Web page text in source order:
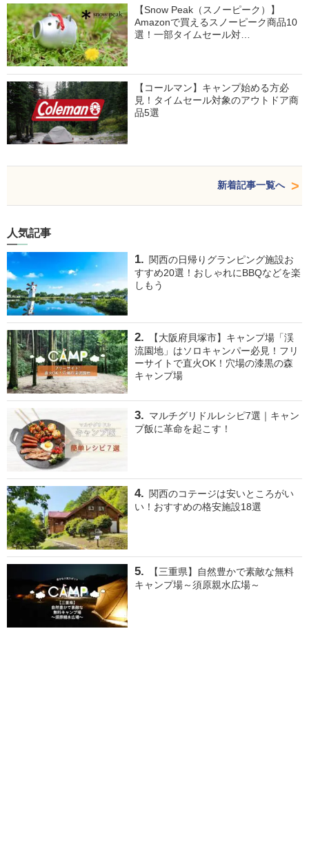
【Snow Peak（スノーピーク）】
Amazonで買えるスノーピーク商品10
選！一部タイムセール対…
【コールマン】キャンプ始める方必
見！タイムセール対象のアウトドア商
品5選
新着記事一覧へ
人気記事
関西の日帰りグランピング施設お
すすめ20選！おしゃれにBBQなどを楽
しもう
【大阪府貝塚市】キャンプ場「渓
流園地」はソロキャンパー必見！フリ
ーサイトで直火OK！穴場の漆黒の森
キャンプ場
マルチグリドルレシピ7選｜キャン
プ飯に革命を起こす！
関西のコテージは安いところがい
い！おすすめの格安施設18選
【三重県】自然豊かで素敵な無料
キャンプ場～須原親水広場～